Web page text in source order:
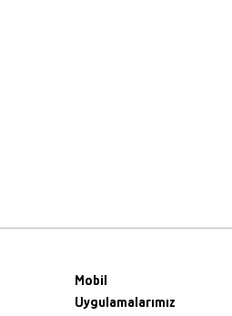
Mobil
Uygulamalarımız